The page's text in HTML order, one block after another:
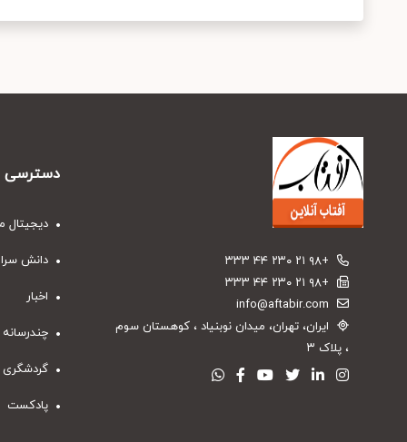
+۹۸ ۲۱ ۲۳۰ ۴۴ ۳۳۳
+۹۸ ۲۱ ۲۳۰ ۴۴ ۳۳۳
info@aftabir.com
ایران، تهران، میدان نوبنیاد ، کوهستان سوم
، پلاک ۳
دسترسی
دیجیتال
دانش سرا
اخبار
گردشگری
پادکست